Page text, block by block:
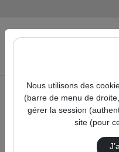
Accueil Contactez nous
Cocher
cette case
Nous utilisons des
(barre de menu de
gérer la session
site (pour